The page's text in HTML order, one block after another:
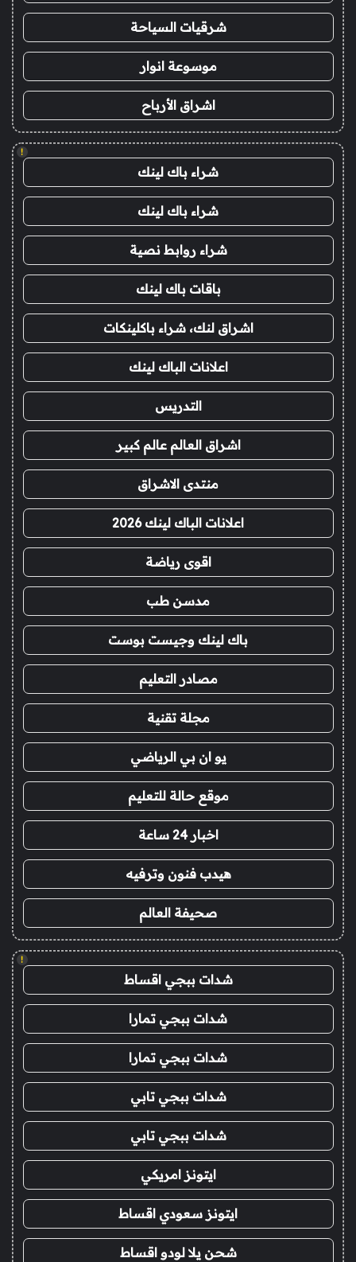
شرقيات السياحة
موسوعة انوار
اشراق الأرباح
!
شراء باك لينك
شراء باك لينك
شراء روابط نصية
باقات باك لينك
اشراق لنك، شراء باكلينكات
اعلانات الباك لينك
التدريس
اشراق العالم عالم كبير
منتدى الاشراق
اعلانات الباك لينك 2026
اقوى رياضة
مدسن طب
باك لينك وجيست بوست
مصادر التعليم
مجلة تقنية
يو ان بي الرياضي
موقع حالة للتعليم
اخبار 24 ساعة
هيدب فنون وترفيه
صحيفة العالم
!
شدات ببجي اقساط
شدات ببجي تمارا
شدات ببجي تمارا
شدات ببجي تابي
شدات ببجي تابي
ايتونز امريكي
ايتونز سعودي اقساط
شحن يلا لودو اقساط